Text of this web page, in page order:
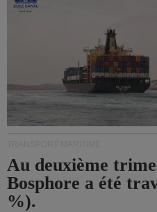
Au deuxième
Bosphore a été
%).